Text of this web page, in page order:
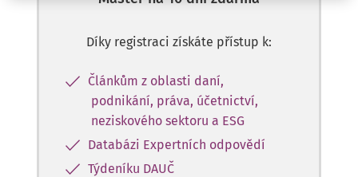
Díky registraci získáte přístup k:
Článkům z oblasti daní,
podnikání, práva, účetnictví,
neziskového sektoru a ESG
Databázi Expertních odpovědí
Týdeníku DAUČ